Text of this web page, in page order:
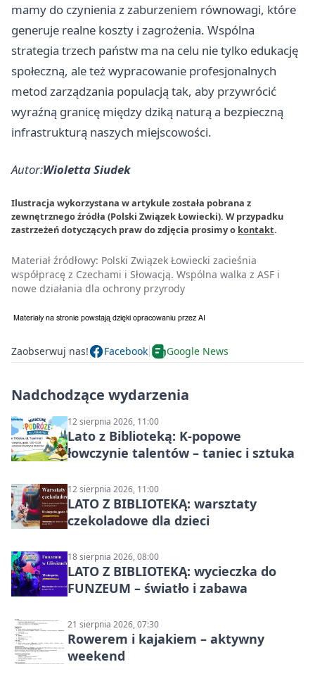
mamy do czynienia z zaburzeniem równowagi, które
generuje realne koszty i zagrożenia. Wspólna
strategia trzech państw ma na celu nie tylko edukację
społeczną, ale też wypracowanie profesjonalnych
metod zarządzania populacją tak, aby przywrócić
wyraźną granicę między dziką naturą a bezpieczną
infrastrukturą naszych miejscowości.
Autor:Wioletta Siudek
Ilustracja wykorzystana w artykule została pobrana z
zewnętrznego źródła (Polski Związek Łowiecki). W przypadku
zastrzeżeń dotyczących praw do zdjęcia prosimy o kontakt.
Materiał źródłowy: Polski Związek Łowiecki zacieśnia
współpracę z Czechami i Słowacją. Wspólna walka z ASF i
nowe działania dla ochrony przyrody
Zaobserwuj nas! Facebook Google News
Nadchodzące wydarzenia
12 sierpnia 2026, 11:00
Lato z Biblioteką: K-popowe
łowczynie talentów – taniec i sztuka
12 sierpnia 2026, 11:00
LATO Z BIBLIOTEKĄ: warsztaty
czekoladowe dla dzieci
18 sierpnia 2026, 08:00
LATO Z BIBLIOTEKĄ: wycieczka do
FUNZEUM – światło i zabawa
21 sierpnia 2026, 07:30
Rowerem i kajakiem – aktywny
weekend